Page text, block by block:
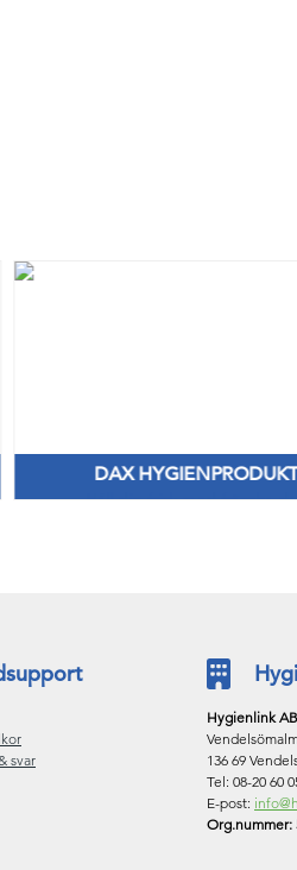
DAX
Håll dig frisk med fräscha
svar
Hygienlink AB
136 69
Tel: 08-20 60
E-post:
Org.nummer: